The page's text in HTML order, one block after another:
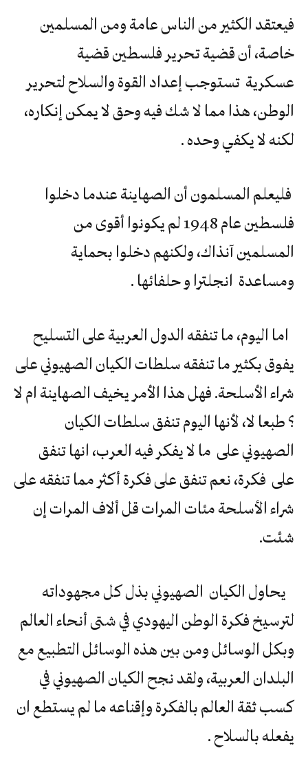
فيعتقد الكثير من الناس عامة ومن المسلمين
خاصة، أن قضية تحرير فلسطين قضية
عسكرية تستوجب إعداد القوة والسلاح لتحرير
الوطن، هذا مما لا شك فيه وحق لا يمكن إنكاره،
لكنه لا يكفي وحده .
فليعلم المسلمون أن الصهاينة عندما دخلوا
فلسطين عام 1948 لم يكونوا أقوى من
المسلمين آنذاك، ولكنهم دخلوا بحماية
ومساعدة انجلترا و حلفائها .
اما اليوم، ما تنفقه الدول العربية على التسليح
يفوق بكثير ما تنفقه سلطات الكيان الصهيوني على
شراء الأسلحة. فهل هذا الأمر يخيف الصهاينة ام لا
؟ طبعا لا، لأنها اليوم تنفق سلطات الكيان
الصهيوني على ما لا يفكر فيه العرب، انها تنفق
على فكرة، نعم تنفق على فكرة أكثر مما تنفقه على
شراء الأسلحة مئات المرات قل ألاف المرات إن
شئت.
يحاول الكيان الصهيوني بذل كل مجهوداته
لترسيخ فكرة الوطن اليهودي في شتى أنحاء العالم
وبكل الوسائل ومن بين هذه الوسائل التطبيع مع
البلدان العربية، ولقد نجح الكيان الصهيوني في
كسب ثقة العالم بالفكرة وإقناعه ما لم يستطع ان
يفعله بالسلاح .